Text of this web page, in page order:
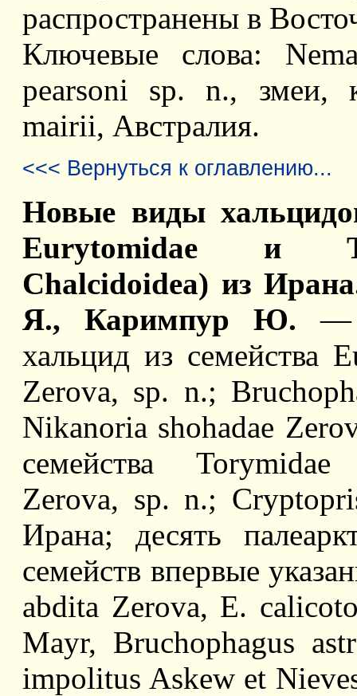
распространены в
Ключевые слова:
pearsoni sp. n., змеи,
mairii, Австралия.
<<< Вернуться к оглавлению...
Новые виды
Eurytomidae и
Chalcidoidea) из
Я., Каримпур Ю. —
хальцид из семейства
Zerova, sp. n.;
Nikanoria shohadae
семейства
Zerova, sp. n.;
Ирана; десять
семейств впервые
abdita Zerova, E.
Mayr, Bruchophagus
impolitus Askew et